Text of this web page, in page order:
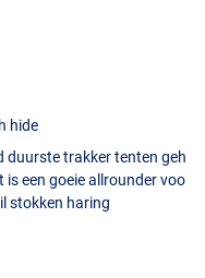
hide
duurste trakker tenten geh
een goeie allrounder voo
stokken haring